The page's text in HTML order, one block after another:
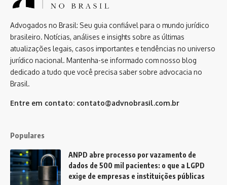
Advogados no Brasil: Seu guia confiável para o mundo jurídico
brasileiro. Notícias, análises e insights sobre as últimas
atualizações legais, casos importantes e tendências no universo
jurídico nacional. Mantenha-se informado com nosso blog
dedicado a tudo que você precisa saber sobre advocacia no
Brasil.
Entre em contato: contato@advnobrasil.com.br
Populares
ANPD abre processo por vazamento de
dados de 500 mil pacientes: o que a LGPD
exige de empresas e instituições públicas